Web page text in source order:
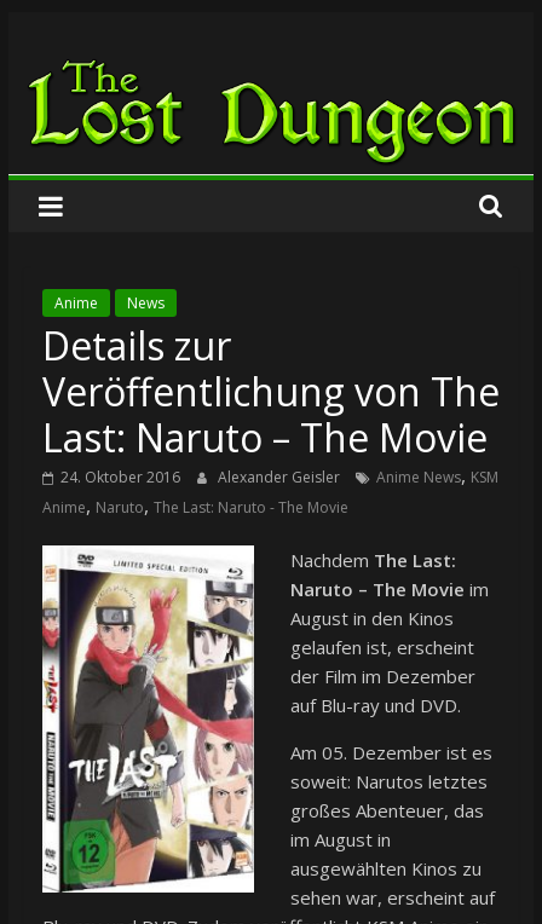
springen
The
Lost
Dungeon
Anime News
Details zur
Veröffentlichung von The
Last: Naruto – The Movie
24. Oktober 2016 Alexander Geisler Anime News, KSM
Anime, Naruto, The Last: Naruto - The Movie
Nachdem The Last:
Naruto – The Movie im
August in den Kinos
gelaufen ist, erscheint
der Film im Dezember
auf Blu-ray und DVD.
Am 05. Dezember ist es
soweit: Narutos letztes
großes Abenteuer, das
im August in
ausgewählten Kinos zu
sehen war, erscheint auf